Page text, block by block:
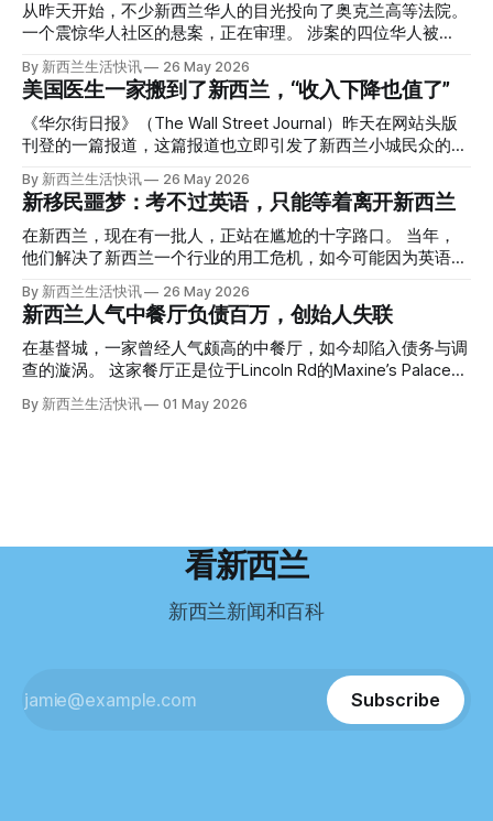
从昨天开始，不少新西兰华人的目光投向了奥克兰高等法院。
一个震惊华人社区的悬案，正在审理。 涉案的四位华人被
告，站在了法庭，被控与一位70岁中国女人的死有关。 事情
的复杂程度，远超人们的想象。 神秘的黑色塑料袋 先让我们
回到2024年3月12日。 新西兰一个名叫Paul Middleton的老
人，在奥克兰Gulf Harbour钓鱼时，发现了一个黑色塑料袋，
里面是一堆衣服。 再扒开衣服，他看到了一只手，一只人
腰部对折，黑色胶带缠着头、手腕和身体，整个人被绑成胎儿
状。 两个10公斤的米袋装满了石头，用胶带死死缠在尸体
上。 死者是亚洲面孔的老年女性，头部、脸、胳膊都有钝器
伤，当时身穿一件“娟燕牌”内衣和黑色长裤。 她是谁？没有人
Operation Parade的案子，开始调查。 米袋泄露秘密 破案的
关键，是两个米袋。这两个塑料米袋里装着用来压住尸体的花
园石头。 每个米袋上都有序列号。 警察一家家查，发现这批
米是在奥克兰北岸一家超市卖的。
By 新西兰生活快讯 26 May 2026
美国医生一家搬到了新西兰，“收入下降也值了”
《华尔街日报》（The Wall Street Journal）昨天在网站头版
刊登的一篇报道，这篇报道也立即引发了新西兰小城民众的兴
趣： “精疲力尽的美国医生，正在离开美国，前往新西兰一座
偏远小镇。” “精疲力尽的美国医生”搬家新西兰 四年前，在加
州拉霍亚（La Jolla）一家医院担任内科医生的Brandon
Williams医生达到了崩溃的边缘。 患者人数激增、医疗人员短
缺、医疗事故诉讼的威胁，以及对患者无力支付医疗费用的忧
（PTSD）。他的其中一位同事甚至因自杀身亡。 他并不想放
弃从医，但他不想再在美国行医了。 于是，他与38岁的妻子
Ellen Williams开始在欧洲寻找更好的选择。 就在那时，他收
到了一封来自新西兰医疗招聘人员的信。 “虽然跑到那个‘与世
义。”现年39岁的加州人Brandon说道。 2024年11月，这家人
By 新西兰生活快讯 26 May 2026
新移民噩梦：考不过英语，只能等着离开新西兰
在新西兰，现在有一批人，正站在尴尬的十字路口。 当年，
他们解决了新西兰一个行业的用工危机，如今可能因为英语考
试，不得不在几年内离开这个国家。 一位移民的无奈感叹：
“如果我们真能考到那个分数，就不会来开公交车了。” 因为英
语，他们一直无法上岸 来自菲律宾的Ryan De Guzman，就是
这批人中的一员。 2023年，当他看到新西兰招聘海外公交司
机的信息时，几乎没有犹豫就提交了申请。 “我听说这里气候
年3月抵达奥克兰。 当时心里盘算着：努力工作两年，申请居
所需的英语门槛。 De Guzman选择了另一项考试——
Pearson Test of English，最终成绩是45分，而申请要求是58
By 新西兰生活快讯 26 May 2026
新西兰人气中餐厅负债百万，创始人失联
在基督城，一家曾经人气颇高的中餐厅，如今却陷入债务与调
查的漩涡。 这家餐厅正是位于Lincoln Rd的Maxine’s Palace。
其背后的公司已进入清算程序，债务总额接近100万纽币，而
引人关注的是——清算人目前无法联系到创始人本人。 今年3
纽币，员工索赔金额仍在核算中。 整体债务规模，已经逼近
这导致公司财务记录尚未完全掌握，资产处置是否合理仍待核
在核查资产出售是否符合市
By 新西兰生活快讯 01 May 2026
看新西兰
新西兰新闻和百科
Subscribe